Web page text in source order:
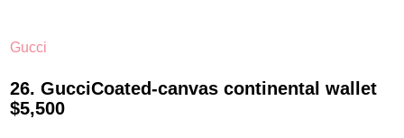
Gucci
26. GucciCoated-canvas continental wallet
$5,500